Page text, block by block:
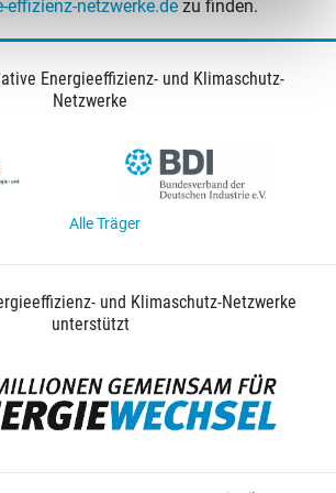
effizienz-netzwerke.de zu finden.
Energieeffizienz- und Klimaschutz-
Netzwerke
Alle Träger
und Klimaschutz-Netzwerke
unterstützt